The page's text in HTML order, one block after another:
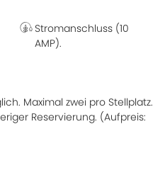
Stromanschluss (10
AMP).
Maximal zwei pro Stellplatz.
Reservierung. (Aufpreis: